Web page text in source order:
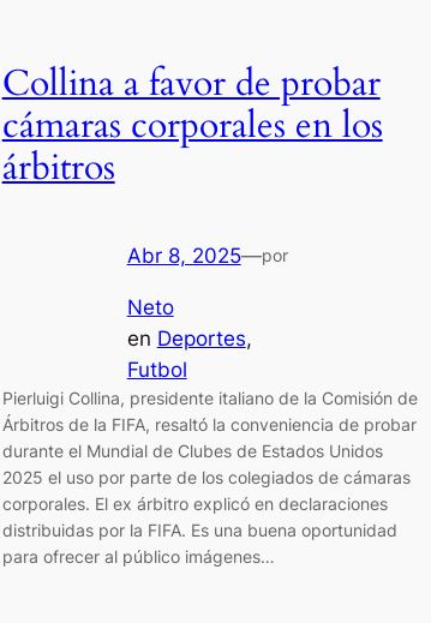
Collina a favor de probar
cámaras corporales en los
árbitros
Abr 8, 2025—por
Neto
en Deportes
Futbol
Pierluigi Collina, presidente italiano de la Comisión de
Árbitros de la FIFA, resaltó la conveniencia de probar
durante el Mundial de Clubes de Estados Unidos
2025 el uso por parte de los colegiados de cámaras
corporales. El ex árbitro explicó en declaraciones
distribuidas por la FIFA. Es una buena oportunidad
para ofrecer al público imágenes…